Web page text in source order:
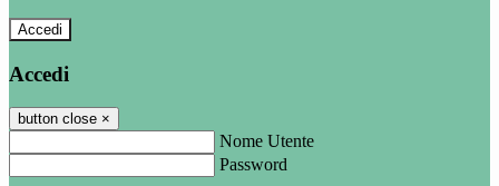
Accedi
Accedi
button close ×
Nome Utente
Password